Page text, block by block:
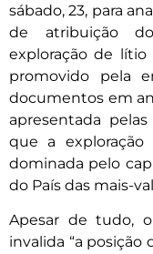
sábado, 23, para
de atribuição
exploração de lítio
promovido pela
documentos em
apresentada
que a exploração
dominada pelo
do País das mais-
Apesar de tudo,
invalida “a